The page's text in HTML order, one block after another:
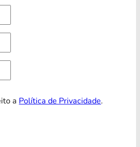
aPolítica de Privacidade.